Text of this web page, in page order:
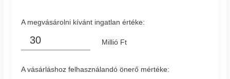
A megvásárolni kívánt ingatlan értéke:
Millió Ft
A vásárláshoz felhasználandó önerő mértéke: